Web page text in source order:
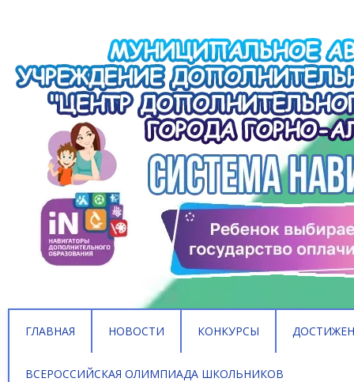
ГЛАВНАЯ НОВОСТИ КОНКУРСЫ
ВСЕРОССИЙСКАЯ ОЛИМПИАДА ШКОЛЬНИКОВ